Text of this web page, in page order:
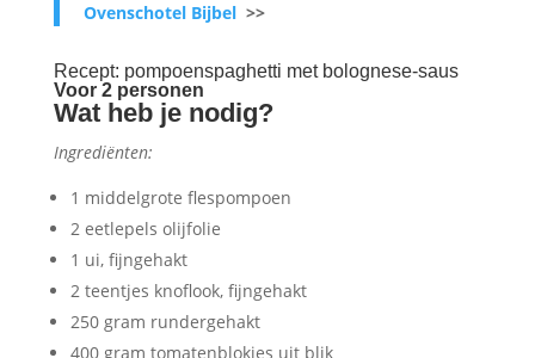
Ovenschotel Bijbel >>
Recept: pompoenspaghetti met bolognese-saus
Voor 2 personen
Wat heb je nodig?
Ingrediënten:
1 middelgrote flespompoen
2 eetlepels olijfolie
1 ui, fijngehakt
2 teentjes knoflook, fijngehakt
250 gram rundergehakt
400 gram tomatenblokjes uit blik